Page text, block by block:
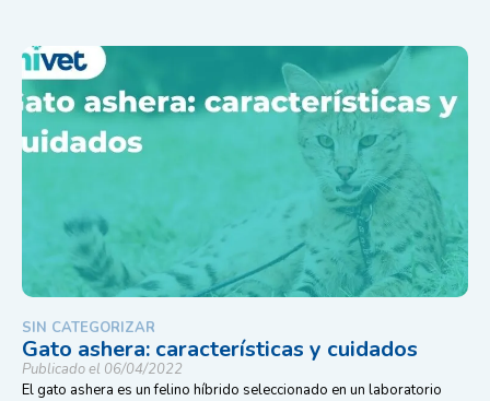
SIN CATEGORIZAR
Gato ashera: características y cuidados
Publicado el 06/04/2022
El gato ashera es un felino híbrido seleccionado en un laboratorio